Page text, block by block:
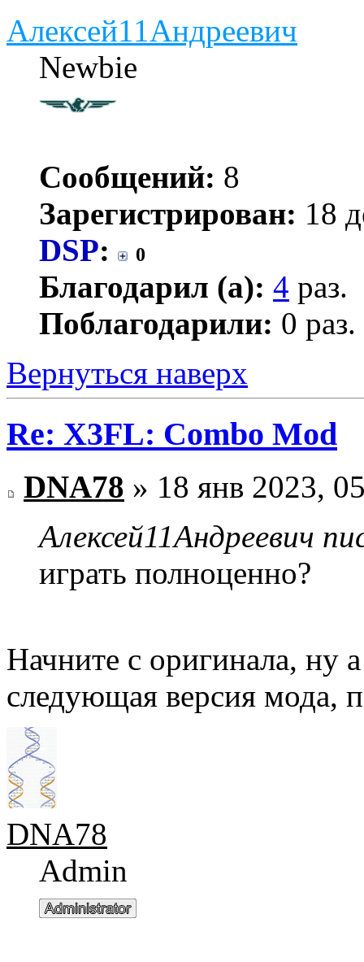
Алексей11Андреевич
Newbie
Сообщений: 8
Зарегистрирован: 18
DSP: 0
Благодарил (а): 4 раз.
Поблагодарили: 0 раз.
Вернуться наверх
Re: X3FL: Combo Mod
DNA78 » 18 янв 2023,
Алексей11Андреевич
играть полноценно?
Начните с оригинала, ну
следующая версия мода,
DNA78
Admin